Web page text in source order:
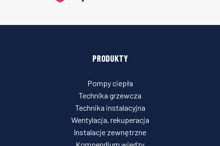
PRODUKTY
Pompy ciepła
Technika grzewcza
Technika instalacyjna
Wentylacja, rekuperacja
Instalacje zewnętrzne